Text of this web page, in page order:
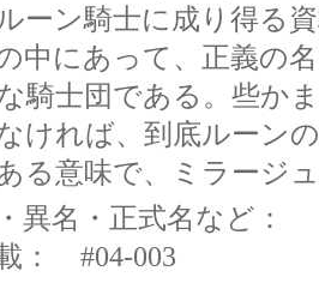
ーン騎士に成り得る
中にあって、正義の
騎士団である。些か
ければ、到底ルーン
る意味で、ミラージ
異名・正式名など：
： #04-003